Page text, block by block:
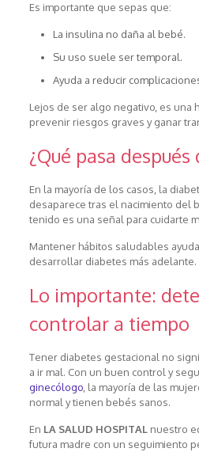
Es importante que sepas que:
La insulina no daña al bebé.
Su uso suele ser temporal.
Ayuda a reducir
Lejos de ser algo negativo, es una
prevenir riesgos graves y ganar
¿Qué pasa
En la mayoría de los casos, la
desaparece tras el nacimiento del
tenido es una señal para cuidarte
Mantener hábitos saludables
desarrollar diabetes más adelante.
Lo importante:
controlar a tiempo
Tener diabetes gestacional no
a ir mal. Con un buen control y
ginecólogo, la mayoría de las
normal y tienen bebés sanos.
En LA SALUD HOSPITALnuestro
futura madre con un seguimiento